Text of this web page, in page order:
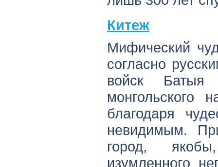
Китеж
Мифический
согласно
войск
монгольского
благодаря
невидимым.
город,
изумленного